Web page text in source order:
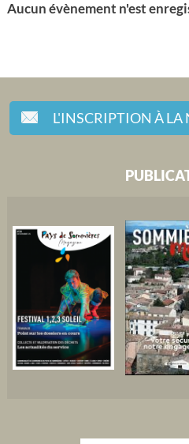
Aucun évènement n'est
L'INSCRIPTION À LA